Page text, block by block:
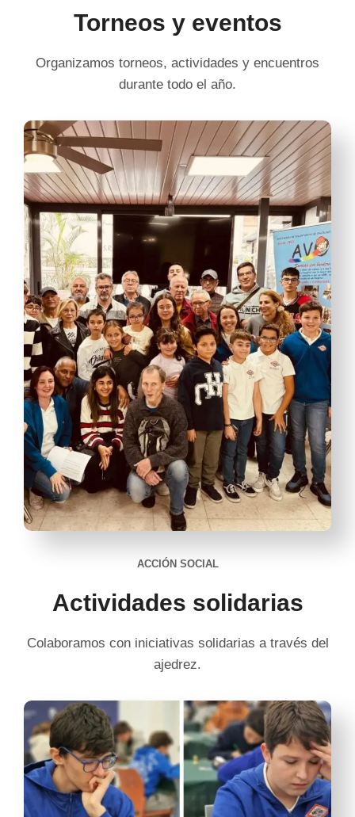
Torneos y eventos
Organizamos torneos, actividades y encuentros
durante todo el año.
ACCIÓN SOCIAL
Actividades solidarias
Colaboramos con iniciativas solidarias a través del
ajedrez.